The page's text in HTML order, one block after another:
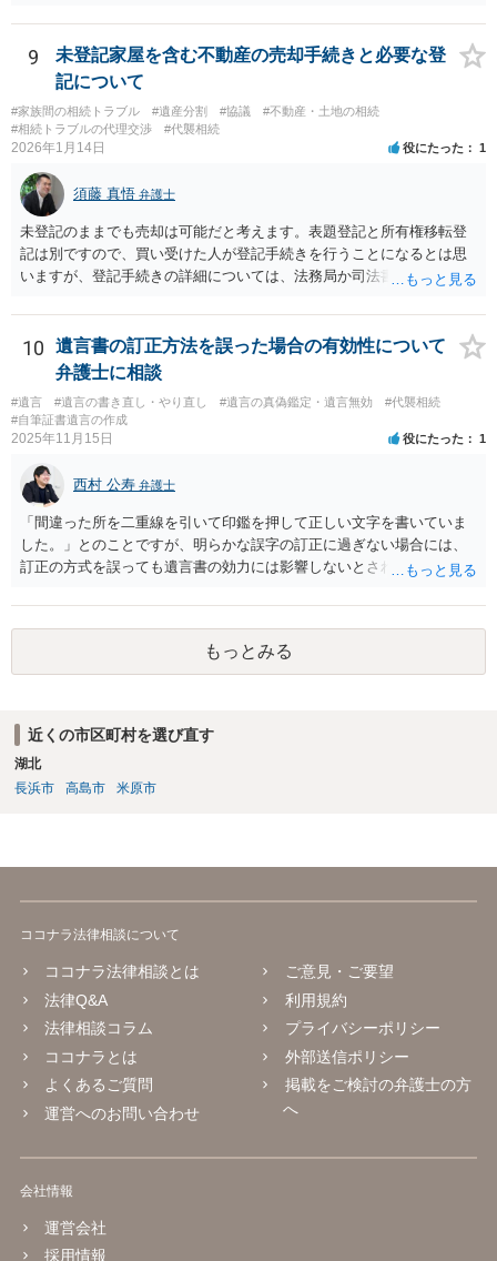
9
未登記家屋を含む不動産の売却手続きと必要な登
記について
#家族間の相続トラブル #遺産分割 #協議
#不動産・土地の相続
#相続トラブルの代理交渉
#代襲相続
2026年1月14日 役にたった 1
須藤 真悟 弁護士
未登記のままでも売却は可能だと考えます。表題登記と所有権移転登
記は別ですので、買い受けた人が登記手続きを行うことになるとは思
いますが、登記手続きの詳細については、法務局か司法書士に確認す
10
遺言書の訂正方法を誤った場合の有効性について
弁護士に相談
#遺言 #遺言の書き直し・やり直し #遺言の真偽鑑定・遺言無効
#代襲相続
#自筆証書遺言の作成
2025年11月15日 役にたった 1
西村 公寿 弁護士
「間違った所を二重線を引いて印鑑を押して正しい文字を書いていま
した。」とのことですが、明らかな誤字の訂正に過ぎない場合には、
訂正の方式を誤っても遺言書の効力には影響しないとされているよう
もっとみる
近くの市区町村を選び直す
湖北
長浜市
高島市 米原市
ココナラ法律相談について
ココナラ法律相談とは
法律Q&A
法律相談コラム
ココナラとは
よくあるご質問
運営へのお問い合わせ
ご意見・ご要望
利用規約
プライバシーポリシー
外部送信ポリシー
掲載をご検討の弁護士の方
へ
会社情報
運営会社
採用情報